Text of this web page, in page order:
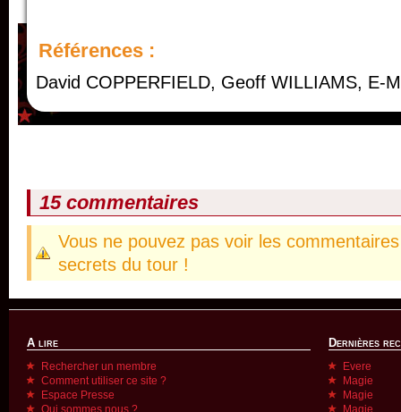
Références :
David COPPERFIELD, Geoff WILLIAMS, E-
15 commentaires
Vous ne pouvez pas voir les
secrets du tour !
A lire
Rechercher un membre
Comment utiliser ce site ?
Espace Presse
Dernières
Evere
Magie
Magie